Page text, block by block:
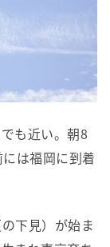
も近い。朝8
は福岡に到着
下見）が始ま